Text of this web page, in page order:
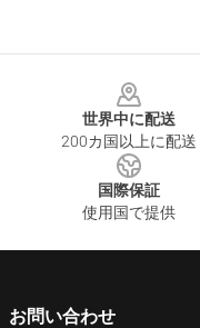
世界中に配送
200カ国以上に配送
国際保証
使用国で提供
お問い合わせ